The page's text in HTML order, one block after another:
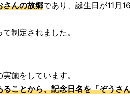
さんの故郷であり、誕生日が11月
制定されました。
施をしています。
ことから、記念日名を「ぞうさ